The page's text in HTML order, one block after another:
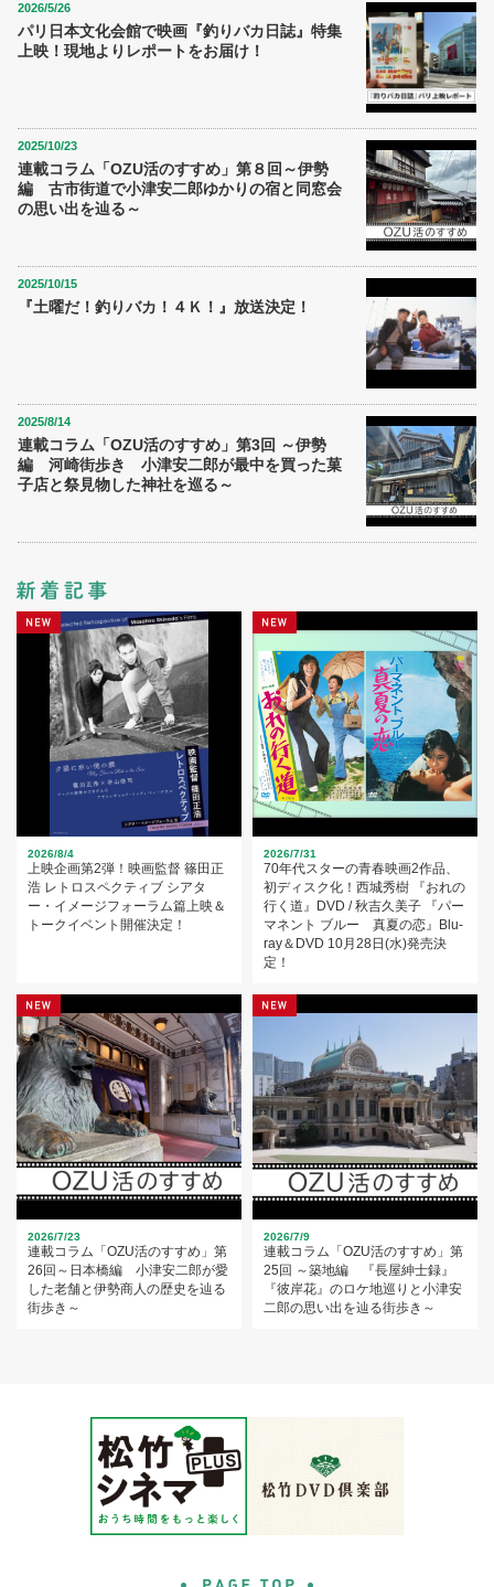
2026/5/26
パリ日本文化会館で映画『釣りバカ日誌』特集
上映！現地よりレポートをお届け！
2025/10/23
連載コラム「OZU活のすすめ」第８回～伊勢
編 古市街道で小津安二郎ゆかりの宿と同窓会
の思い出を辿る～
2025/10/15
『土曜だ！釣りバカ！４Ｋ！』放送決定！
2025/8/14
連載コラム「OZU活のすすめ」第3回 ～伊勢
編 河崎街歩き 小津安二郎が最中を買った菓
子店と祭見物した神社を巡る～
2026/8/4
上映企画第2弾！映画監督 篠田正
浩 レトロスペクティブ シアタ
ー・イメージフォーラム篇上映＆
トークイベント開催決定！
2026/7/31
70年代スターの青春映画2作品、
初ディスク化！西城秀樹 『おれの
行く道』DVD / 秋吉久美子 『パー
マネント ブルー 真夏の恋』Blu-
ray＆DVD 10月28日(水)発売決
定！
2026/7/23
連載コラム「OZU活のすすめ」第
26回～日本橋編 小津安二郎が愛
した老舗と伊勢商人の歴史を辿る
街歩き～
2026/7/9
連載コラム「OZU活のすすめ」第
25回 ～築地編 『長屋紳士録』
『彼岸花』のロケ地巡りと小津安
二郎の思い出を辿る街歩き～